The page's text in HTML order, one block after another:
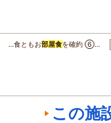
…食ともお部屋食を確約 ⑥…
この施